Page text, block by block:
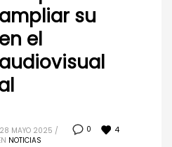
su
el
0 4
28 MAYO 2025 /
NOTICIAS